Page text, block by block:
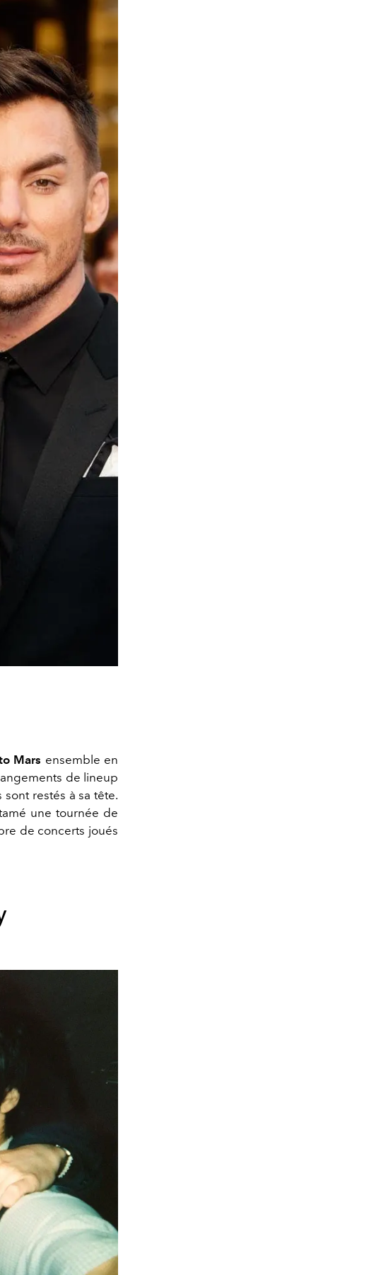
Mars ensemble en
de lineup
restés à sa tête.
une tournée de
de concerts joués